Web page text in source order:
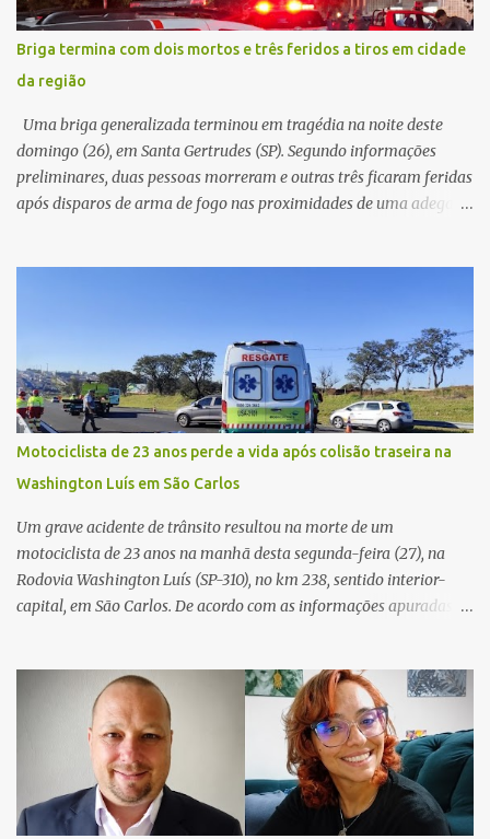
pelas imediações, mas não conseguiu localizar o veículo.
Conforme o boletim, um menino de aproximadamente 10 anos
relatou ter visto a Spin passando pelo local fazendo um forte ruído,
característica compatível com o problema mecânico que o veículo
já apresentava antes do furto. O carro possui seguro e, segundo a
v...
Briga termina com dois mortos e três feridos a tiros em cidade
da região
Uma briga generalizada terminou em tragédia na noite deste
domingo (26), em Santa Gertrudes (SP). Segundo informações
preliminares, duas pessoas morreram e outras três ficaram feridas
após disparos de arma de fogo nas proximidades de uma adega. O
diversos disparos. Duas vítimas morreram ainda no local. Outras
três pessoas foram baleadas e socorridas. Até o momento, não
foram divulgadas informações oficiais sobre o estado de saúde dos
feridos. Equipes da Polícia Militar de Santa Gertrudes atenderam a
ocorrência e isolaram a área para o trabalho da perícia. Até a
última atualização, nenhum suspeito havia sido preso. A Polícia
Civil investigará a motivação da briga, a autoria dos disparos e as
circunstâncias do crime. A ocorrência segue em anda...
Motociclista de 23 anos perde a vida após colisão traseira na
Washington Luís em São Carlos
Um grave acidente de trânsito resultou na morte de um
motociclista de 23 anos na manhã desta segunda-feira (27), na
Rodovia Washington Luís (SP-310), no km 238, sentido interior-
capital, em São Carlos. De acordo com as informações apuradas no
veículo, o trânsito estava lento e congestionado devido a obras
realizadas na rodovia, momento em que ocorreu o impacto. Com
a violência da colisão, o motociclista foi arremessado ao solo.
Testemunhas relataram que o capacete teria se desprendido
durante o acidente. O jovem sofreu ferimentos gravíssimos e
morreu ainda no local. Equipes de resgate e de atendimento da